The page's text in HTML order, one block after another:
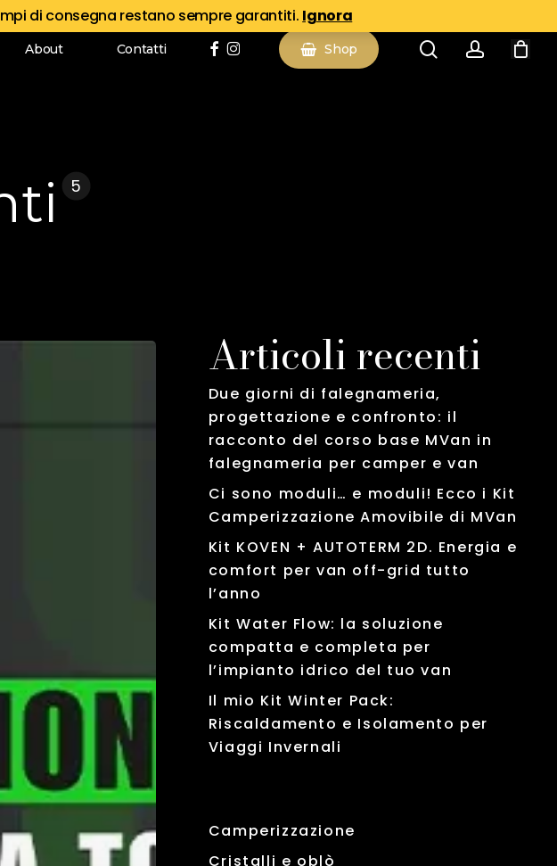
di consegna restano sempre garantiti. Ignora
About Contatti facebook
instagram Shop searchaccount
5
Articoli recenti
Due giorni di falegnameria,
progettazione e confronto: il
racconto del corso base MVan in
falegnameria per camper e van
Ci sono moduli… e moduli! Ecco i Kit
Camperizzazione Amovibile di MVan
Kit KOVEN + AUTOTERM 2D. Energia e
comfort per van off-grid tutto
l’anno
Kit Water Flow: la soluzione
compatta e completa per
l’impianto idrico del tuo van
Il mio Kit Winter Pack:
Riscaldamento e Isolamento per
Viaggi Invernali
Camperizzazione
Cristalli e oblò